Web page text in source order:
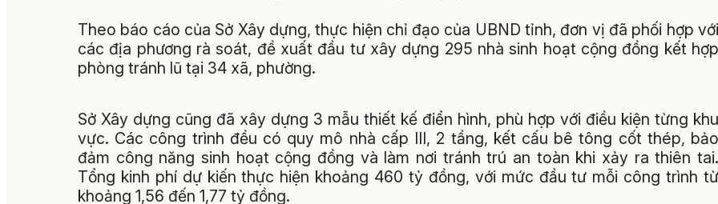
Theo báo cáo của Sở Xây dựng, thực hiện chỉ đạo của UBND tỉnh, đơn vị đã phối hợp với
các địa phương rà soát, đề xuất đầu tư xây dựng 295 nhà sinh hoạt cộng đồng kết hợp
phòng tránh lũ tại 34 xã, phường.
Sở Xây dựng cũng đã xây dựng 3 mẫu thiết kế điển hình, phù hợp với điều kiện từng khu
vực. Các công trình đều có quy mô nhà cấp III, 2 tầng, kết cấu bê tông cốt thép, bảo
đảm công năng sinh hoạt cộng đồng và làm nơi tránh trú an toàn khi xảy ra thiên tai.
Tổng kinh phí dự kiến thực hiện khoảng 460 tỷ đồng, với mức đầu tư mỗi công trình từ
khoảng 1,56 đến 1,77 tỷ đồng.